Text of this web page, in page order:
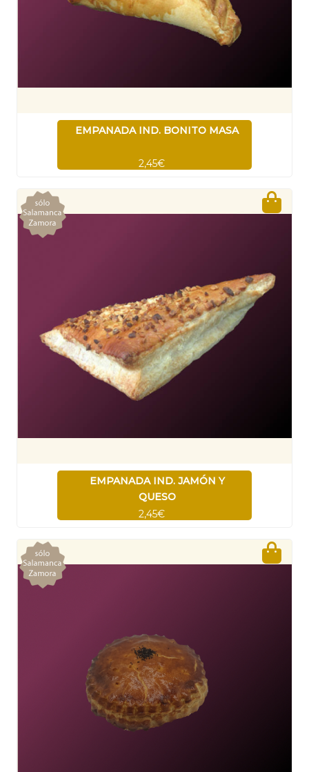
EMPANADA IND. BONITO MASA
2,45€
EMPANADA IND. JAMÓN Y
QUESO
2,45€